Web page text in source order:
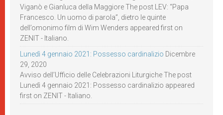
Viganò e Gianluca della Maggiore The post LEV: “Papa
Francesco. Un uomo di parola”, dietro le quinte
dell’omonimo film di Wim Wenders appeared first on
ZENIT - Italiano.
Lunedì 4 gennaio 2021: Possesso cardinalizio Dicembre
29, 2020
Avviso dell’Ufficio delle Celebrazioni Liturgiche The post
Lunedì 4 gennaio 2021: Possesso cardinalizio appeared
first on ZENIT - Italiano.